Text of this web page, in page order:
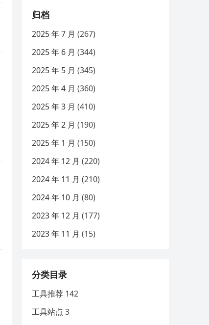
归档
2025 年 7 月 (267)
2025 年 6 月 (344)
2025 年 5 月 (345)
2025 年 4 月 (360)
2025 年 3 月 (410)
2025 年 2 月 (190)
2025 年 1 月 (150)
2024 年 12 月 (220)
2024 年 11 月 (210)
2024 年 10 月 (80)
2023 年 12 月 (177)
2023 年 11 月 (15)
分类目录
工具推荐 142
工具站点 3